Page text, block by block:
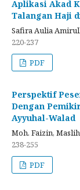
Aplikasi Akad
Talangan Haji
Safira Aulia
220-237
PDF
Perspektif
Dengan
Ayyuhal-Walad
Moh. Faizin,
238-255
PDF